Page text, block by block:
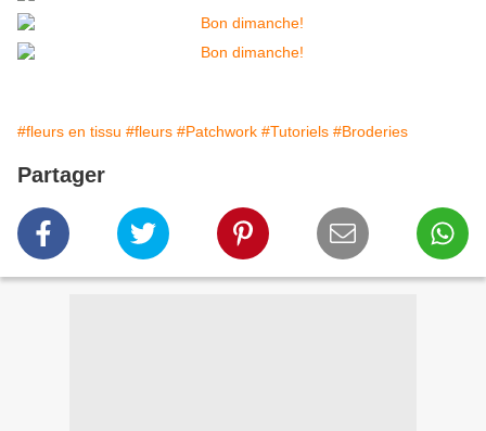
#fleurs en tissu #fleurs #Patchwork #Tutoriels #Broderies
Partager